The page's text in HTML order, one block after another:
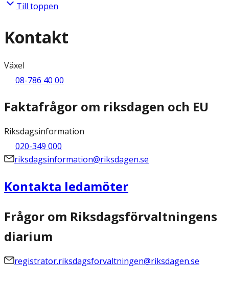
Till toppen
Kontakt
Växel
08-786 40 00
Faktafrågor om riksdagen och EU
Riksdagsinformation
020-349 000
riksdagsinformation@riksdagen.se
Kontakta ledamöter
Frågor om Riksdagsförvaltningens
diarium
registrator.riksdagsforvaltningen@riksdagen.se